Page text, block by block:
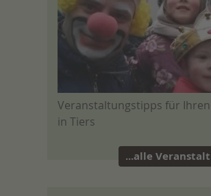
Veranstaltungstipps für
in Tiers
...alle